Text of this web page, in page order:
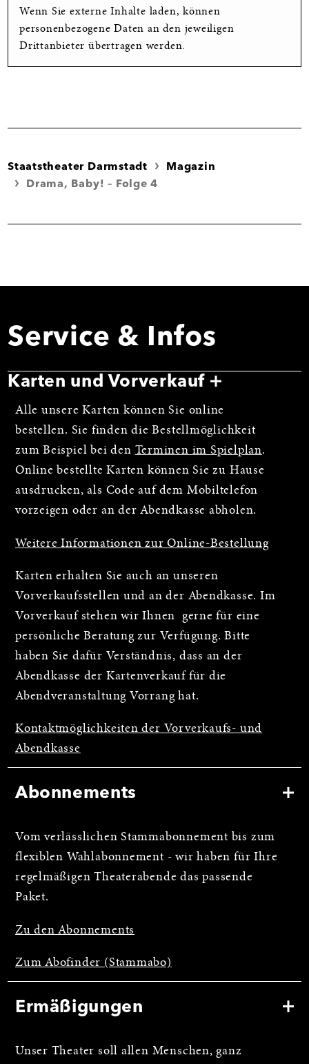
Wenn Sie externe Inhalte laden, können
personenbezogene Daten an den jeweiligen
Drittanbieter übertragen werden.
Staatstheater Darmstadt
Magazin
Drama, Baby! – Folge 4
Service & Infos
Karten und Vorverkauf
Alle unsere Karten können Sie online
bestellen. Sie finden die Bestellmöglichkeit
zum Beispiel bei den Terminen im Spielplan.
Online bestellte Karten können Sie zu Hause
ausdrucken, als Code auf dem Mobiltelefon
vorzeigen oder an der Abendkasse abholen.
Weitere Informationen zur Online-Bestellung
Karten erhalten Sie auch an unseren
Vorverkaufsstellen und an der Abendkasse. Im
Vorverkauf stehen wir Ihnen gerne für eine
persönliche Beratung zur Verfügung. Bitte
haben Sie dafür Verständnis, dass an der
Abendkasse der Kartenverkauf für die
Abendveranstaltung Vorrang hat.
Kontaktmöglichkeiten der Vorverkaufs- und
Abendkasse
Abonnements
Vom verlässlichen Stammabonnement bis zum
flexiblen Wahlabonnement - wir haben für Ihre
regelmäßigen Theaterabende das passende
Paket.
Zu den Abonnements
Zum Abofinder (Stammabo)
Ermäßigungen
Unser Theater soll allen Menschen, ganz